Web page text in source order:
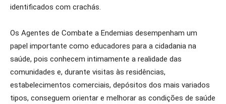
identificados com crachás.
Os Agentes de Combate a Endemias desempenham um
papel importante como educadores para a cidadania na
saúde, pois conhecem intimamente a realidade das
comunidades e, durante visitas às residências,
estabelecimentos comerciais, depósitos dos mais variados
tipos, conseguem orientar e melhorar as condições de saúde